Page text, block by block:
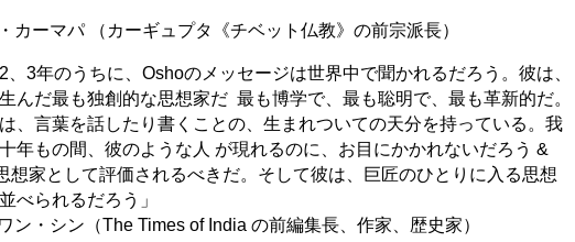
カーマパ （カーギュプタ《チベット仏教》の前宗派長）
2、3年のうちに、Oshoのメッセージは世界中で聞かれるだろう。彼は、
んだ最も独創的な思想家だ  最も博学で、最も聡明で、最も革新的だ。
、言葉を話したり書くことの、生まれついての天分を持っている。我
年もの間、彼のような人 が現れるのに、お目にかかれないだろう &
想家として評価されるべきだ。そして彼は、巨匠のひとりに入る思想
べられるだろう」
ン・シン（The Times of India の前編集長、作家、歴史家）